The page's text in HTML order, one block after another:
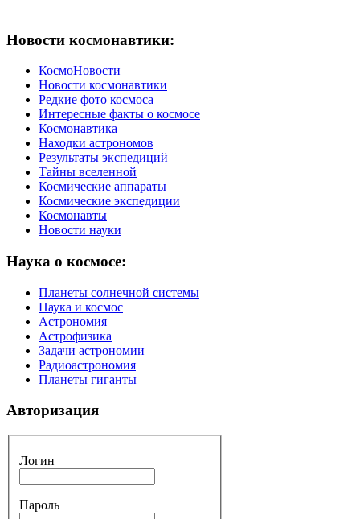
Новости космонавтики:
КосмоНовости
Новости космонавтики
Редкие фото космоса
Интересные факты о космосе
Космонавтика
Находки астрономов
Результаты экспедиций
Тайны вселенной
Космические аппараты
Космические экспедиции
Космонавты
Новости науки
Наука о космосе:
Планеты солнечной системы
Наука и космос
Астрономия
Астрофизика
Задачи астрономии
Радиоастрономия
Планеты гиганты
Авторизация
Логин
Пароль